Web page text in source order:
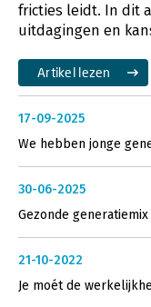
fricties leidt. In dit
uitdagingen en
Artikel lezen
17-09-2025
We hebben jonge
30-06-2025
Gezonde
21-10-2022
Je moét de